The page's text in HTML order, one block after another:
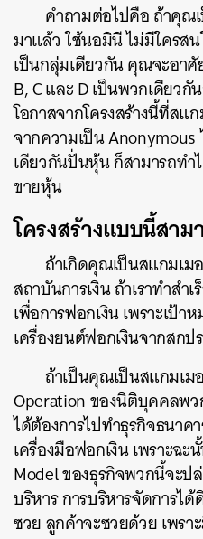
คำถามต่อไปคือ ถ้าคุณ
มาแล้ว ใช้นอมินี ไม่มีใครส
เป็นกลุ่มเดียวกัน คุณจะอาศั
B, C และ D เป็นพวกเดียว
โอกาสจากโครงสร้างนี้ที่สแ
จากความเป็น
เดียวกันปั่นหุ้น ก็สามารถท
ขายหุ้น
โครงสร้างแบบนี้สาม
ถ้าเกิดคุณเป็นสแกมเม
สถาบันการเงิน ถ้าเราทำสำ
เพื่อการฟอกเงิน เพราะเป้
เครื่องยนต์ฟอกเงินจากสกป
ถ้าเป็นคุณเป็นสแกมเ
Operation ของนิติบุคคลพว
ได้ต้องการไปทำธุรกิจธนาค
เครื่องมือฟอกเงิน เพราะฉ
Model ของธุรกิจพวกนี้จะป
บริหาร การบริหารจัดการไ
ซวย ลูกค้าจะซวยด้วย เพรา